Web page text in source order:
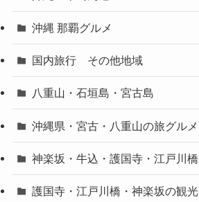
沖縄 那覇グルメ
国内旅行 その他地域
八重山・石垣島・宮古島
沖縄県・宮古・八重山の旅グルメ
神楽坂・牛込・護国寺・江戸川橋
護国寺・江戸川橋・神楽坂の観光